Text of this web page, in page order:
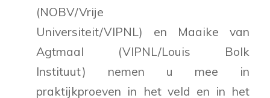
(NOBV/Vrije
Universiteit/VIPNL) en Maaike van
Agtmaal (VIPNL/Louis Bolk
Instituut) nemen u mee in
praktijkproeven in het veld en in het